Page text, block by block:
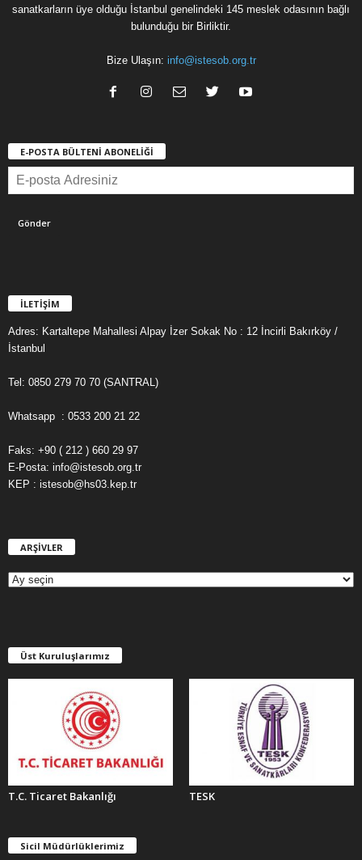
sanatkarların üye olduğu İstanbul genelindeki 145 meslek odasının bağlı
bulunduğu bir Birliktir.
Bize Ulaşın: info@istesob.org.tr
E-POSTA BÜLTENİ ABONELİĞİ
İLETİŞİM
Adres: Kartaltepe Mahallesi Alpay İzer Sokak No : 12 İncirli Bakırköy /
İstanbul
Tel: 0850 279 70 70 (SANTRAL)
Whatsapp : 0533 200 21 22
Faks: +90 ( 212 ) 660 29 97
E-Posta: info@istesob.org.tr
KEP : istesob@hs03.kep.tr
ARŞİVLER
E
R
Üst Kuruluşlarımız
T.C. Ticaret Bakanlığı TESK
Sicil Müdürlüklerimiz